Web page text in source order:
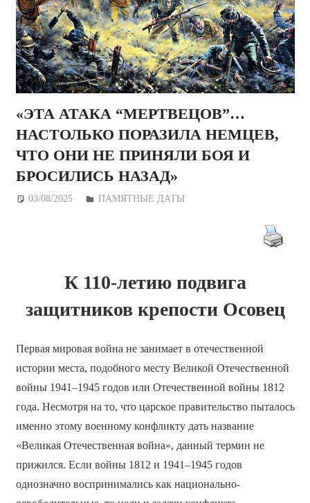
«ЭТА АТАКА “МЕРТВЕЦОВ”…
НАСТОЛЬКО ПОРАЗИЛА НЕМЦЕВ,
ЧТО ОНИ НЕ ПРИНЯЛИ БОЯ И
БРОСИЛИСЬ НАЗАД»
03/08/2025 Дежурный по Редакции
ПАМЯТНЫЕ ДАТЫ
К 110-летию подвига
защитников крепости Осовец
Первая мировая война не занимает в отечественной
истории места, подобного месту Великой Отечественной
войны 1941–1945 годов или Отечественной войны 1812
года. Несмотря на то, что царское правительство пыталось
именно этому военному конфликту дать название
«Великая Отечественная война», данный термин не
прижился. Если войны 1812 и 1941–1945 годов
однозначно воспринимались как национально-